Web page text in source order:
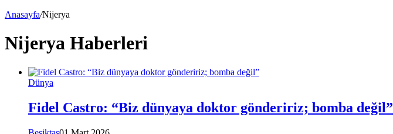
Anasayfa/Nijerya
Nijerya Haberleri
Dünya
Fidel Castro: “Biz dünyaya doktor göndeririz; bomba değil”